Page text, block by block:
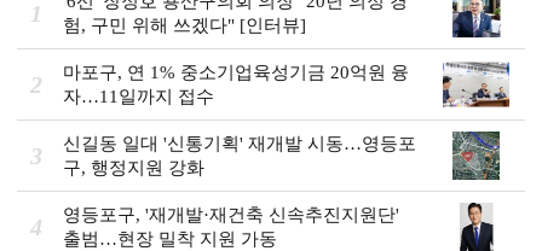
1
험, 구민 위해 쓰겠다" [인터뷰]
2
마포구, 연 1% 중소기업육성기금 20억원 융
자…11일까지 접수
3
신길동 일대 '신통기획' 재개발 시동…영등포
구, 행정지원 강화
4
영등포구, '재개발·재건축 신속추진지원단'
출범…현장 밀착 지원 가동